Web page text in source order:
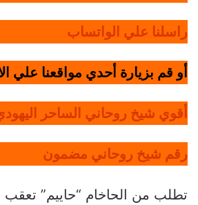
راسلنا علي الواتساب
أو قم بزيارة أحدي مواقعنا علي
أقوي شيخ روحاني الساحر
رقم شيخ روحاني مضمون
تطلب من الحاخام “حاييم”